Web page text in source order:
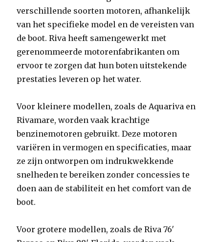
verschillende soorten motoren, afhankelijk
van het specifieke model en de vereisten van
de boot. Riva heeft samengewerkt met
gerenommeerde motorenfabrikanten om
ervoor te zorgen dat hun boten uitstekende
prestaties leveren op het water.
Voor kleinere modellen, zoals de Aquariva en
Rivamare, worden vaak krachtige
benzinemotoren gebruikt. Deze motoren
variëren in vermogen en specificaties, maar
ze zijn ontworpen om indrukwekkende
snelheden te bereiken zonder concessies te
doen aan de stabiliteit en het comfort van de
boot.
Voor grotere modellen, zoals de Riva 76′